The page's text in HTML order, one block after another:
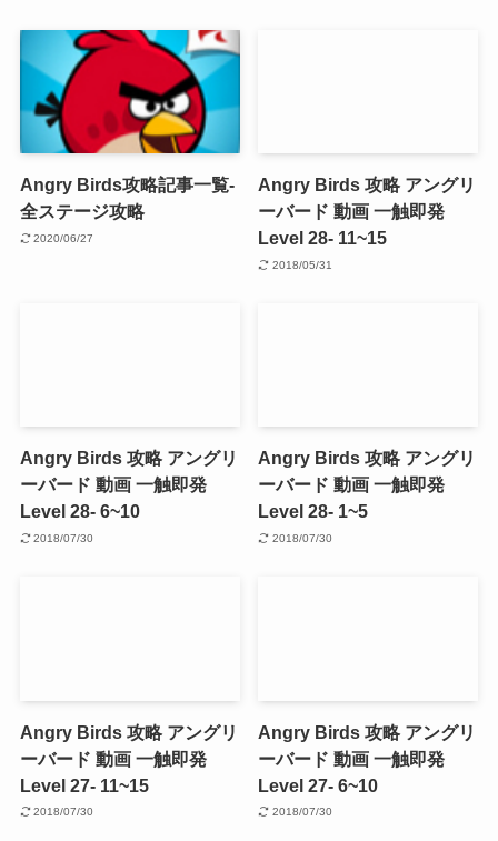
Angry Birds攻略記事一覧-
全ステージ攻略
2020/06/27
Angry Birds 攻略 アングリ
ーバード 動画 一触即発
Level 28- 11~15
2018/05/31
Angry Birds 攻略 アングリ
ーバード 動画 一触即発
Level 28- 6~10
2018/07/30
Angry Birds 攻略 アングリ
ーバード 動画 一触即発
Level 28- 1~5
2018/07/30
Angry Birds 攻略 アングリ
ーバード 動画 一触即発
Level 27- 11~15
2018/07/30
Angry Birds 攻略 アングリ
ーバード 動画 一触即発
Level 27- 6~10
2018/07/30